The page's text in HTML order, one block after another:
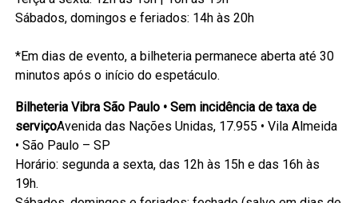
Sábados, domingos e feriados: 14h às 20h
*Em dias de evento, a bilheteria permanece aberta até 30
minutos após o início do espetáculo.
Bilheteria Vibra São Paulo • Sem incidência de taxa de
serviçoAvenida das Nações Unidas, 17.955 • Vila Almeida
• São Paulo – SP
Horário: segunda a sexta, das 12h às 15h e das 16h às
19h.